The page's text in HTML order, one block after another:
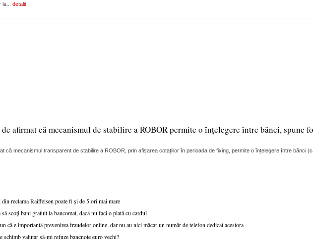
detalii
de afirmat că mecanismul de stabilire a ROBOR permite o înțelegere între bănci, spune
că mecanismul transparent de stabilire a ROBOR, prin afișarea cotațiilor în perioada de fixing, permite o înțelegere între bănci
reclama Raiffeisen poate fi și de 5 ori mai mare
scoți bani gratuit la bancomat, dacă nu faci o plată cu cardul
că e importantă prevenirea fraudelor online, dar nu au nici măcar un număr de telefon dedicat acestora
schimb valutar să-mi refuze bancnote euro vechi?